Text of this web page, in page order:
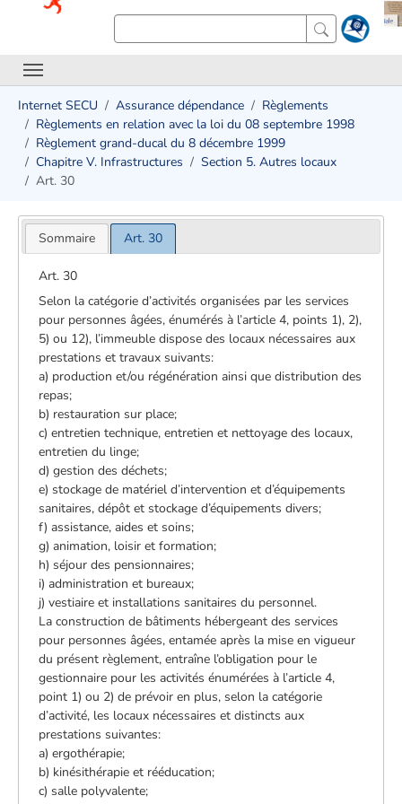
Internet SECU Assurance dépendance
Règlements
Règlements en relation avec la loi du 08 septembre 1998
Règlement grand-ducal du 8 décembre 1999
Chapitre V. Infrastructures
Section 5. Autres locaux
Art. 30
Sommaire Art. 30
Art. 30
Selon la catégorie d’activités organisées par les services
pour personnes âgées, énumérés à l’article 4, points 1), 2),
5) ou 12), l’immeuble dispose des locaux nécessaires aux
prestations et travaux suivants:
a) production et/ou régénération ainsi que distribution des
repas;
b) restauration sur place;
c) entretien technique, entretien et nettoyage des locaux,
entretien du linge;
d) gestion des déchets;
e) stockage de matériel d’intervention et d’équipements
sanitaires, dépôt et stockage d’équipements divers;
f) assistance, aides et soins;
g) animation, loisir et formation;
h) séjour des pensionnaires;
i) administration et bureaux;
j) vestiaire et installations sanitaires du personnel.
La construction de bâtiments hébergeant des services
pour personnes âgées, entamée après la mise en vigueur
du présent règlement, entraîne l’obligation pour le
gestionnaire pour les activités énumérées à l’article 4,
point 1) ou 2) de prévoir en plus, selon la catégorie
d’activité, les locaux nécessaires et distincts aux
prestations suivantes:
a) ergothérapie;
b) kinésithérapie et rééducation;
c) salle polyvalente;